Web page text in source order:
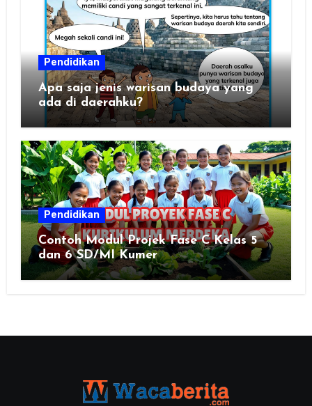
Pendidikan
Apa saja jenis warisan budaya yang
ada di daerahku?
Pendidikan
Contoh Modul Projek Fase C Kelas 5
dan 6 SD/MI Kumer